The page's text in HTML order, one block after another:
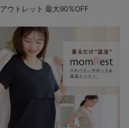
アウトレット 最大90%OFF